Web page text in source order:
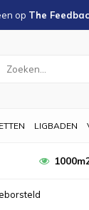
op The
LIGBADEN